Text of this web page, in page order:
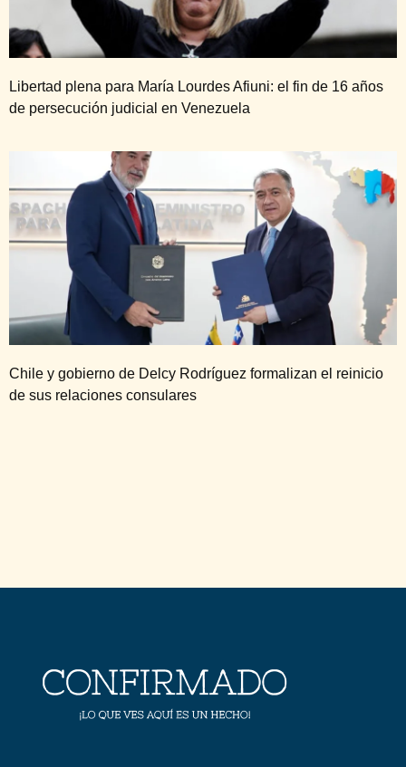
Libertad plena para María Lourdes Afiuni: el fin de 16 años
de persecución judicial en Venezuela
Chile y gobierno de Delcy Rodríguez formalizan el reinicio
de sus relaciones consulares